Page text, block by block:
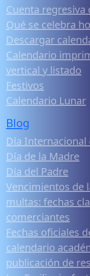
Cuenta
Qué se celebra
Descargar
Calendario
vertical y listado
Festivos
Calendario Lunar
Blog
Día Internacional
Día de la Madre
Día del Padre
Vencimientos de
multas: fechas
comerciantes
Fechas oficiales
calendario
publicación de